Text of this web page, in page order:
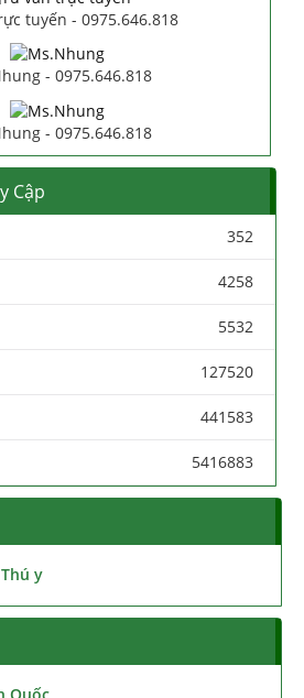
tuyến - 0975.646.818
- 0975.646.818
- 0975.646.818
Cập
352
4258
5532
127520
441583
5416883
y